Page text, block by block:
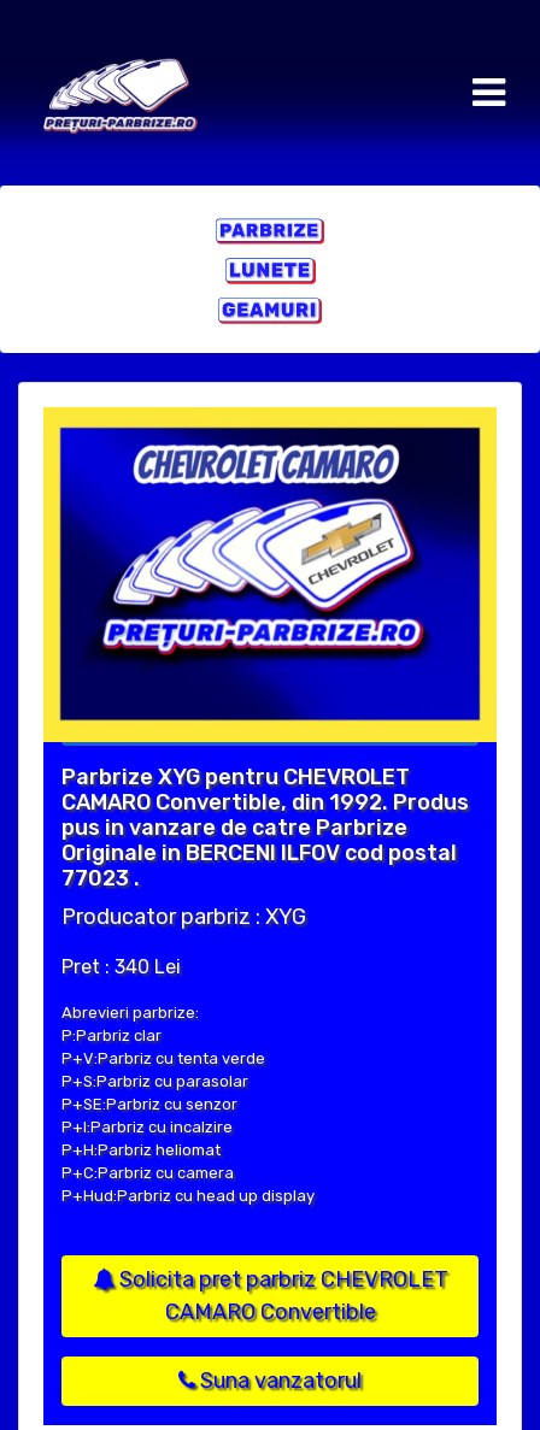
Parbrize XYG pentru CHEVROLET
CAMARO Convertible, din 1992. Produs
pus in vanzare de catre Parbrize
Originale in BERCENI ILFOV cod postal
77023 .
Producator parbriz : XYG
Pret : 340 Lei
Abrevieri parbrize:
P:Parbriz clar
P+V:Parbriz cu tenta verde
P+S:Parbriz cu parasolar
P+SE:Parbriz cu senzor
P+I:Parbriz cu incalzire
P+H:Parbriz heliomat
P+C:Parbriz cu camera
P+Hud:Parbriz cu head up display
Solicita pret parbriz CHEVROLET
CAMARO Convertible
Suna vanzatorul